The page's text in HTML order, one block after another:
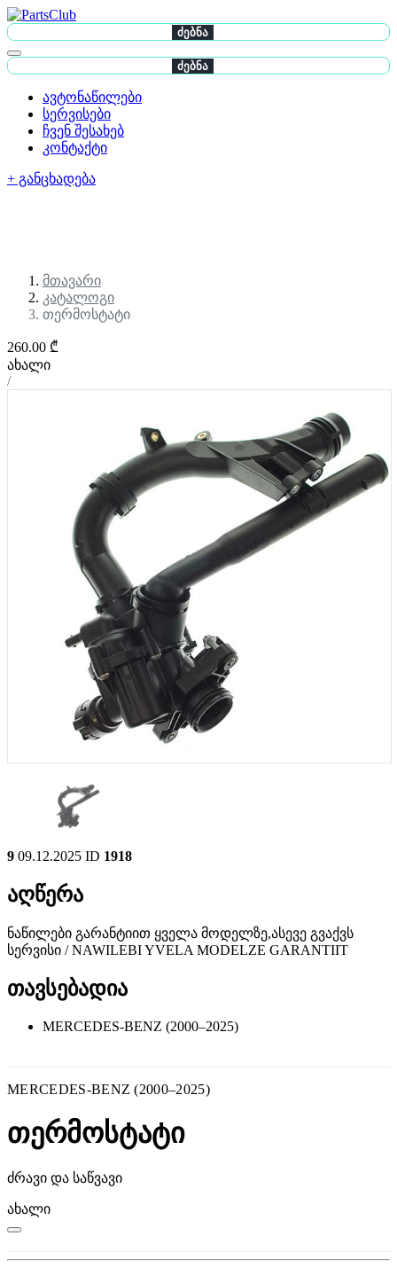
ძებნა
ძებნა
ავტონაწილები
სერვისები
ჩვენ შესახებ
კონტაქტი
+ განცხადება
მთავარი
კატალოგი
თერმოსტატი
260.00 ₾
ახალი
/
9 09.12.2025 ID 1918
აღწერა
ნაწილები გარანტიით ყველა მოდელზე,ასევე გვაქვს
სერვისი / NAWILEBI YVELA MODELZE GARANTIIT
თავსებადია
MERCEDES-BENZ (2000–2025)
MERCEDES-BENZ (2000–2025)
თერმოსტატი
ძრავი და საწვავი
ახალი